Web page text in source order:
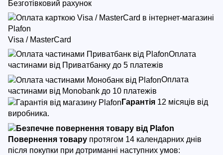
Безготівковий рахунок
Visa / MasterCard
Оплата
частинами від Приватбанку до 5 платежів
Оплата
частинами від Monobank до 10 платежів
Гарантія 12 місяців від
виробника.
Повернення товару протягом 14 календарних днів
після покупки при дотриманні наступних умов: